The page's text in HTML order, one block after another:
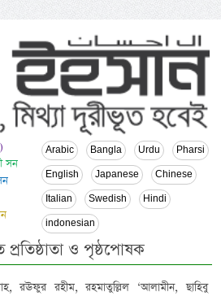
সন
Arabic Bangla Urdu Pharsi
English Japanese Chinese
Italian Swedish Hindi
indonesian
প্রতিষ্ঠাতা ও পৃষ্ঠপোষক
রঊফুর রহীম, রহমাতুল্লিল ‘আলামীন, ছাহিবু